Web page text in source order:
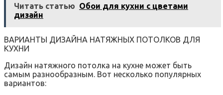
Читать статью Обои для кухни с цветами
дизайн
ВАРИАНТЫ ДИЗАЙНА НАТЯЖНЫХ ПОТОЛКОВ ДЛЯ
КУХНИ
Дизайн натяжного потолка на кухне может быть
самым разнообразным. Вот несколько популярных
вариантов: